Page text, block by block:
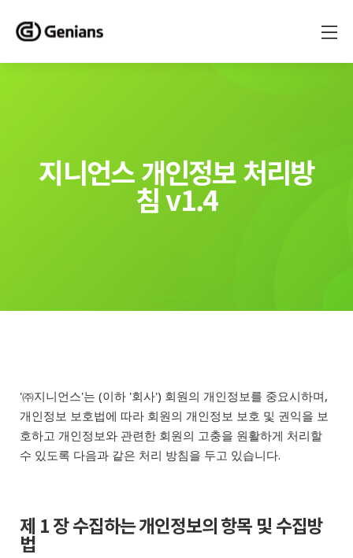
지니언스 개인정보 처리방
침 v1.4
'㈜지니언스'는 (이하 '회사') 회원의 개인정보를 중요시하며,
개인정보 보호법에 따라 회원의 개인정보 보호 및 권익을 보
호하고 개인정보와 관련한 회원의 고충을 원활하게 처리할
수 있도록 다음과 같은 처리 방침을 두고 있습니다.
제 1 장 수집하는 개인정보의 항목 및 수집방
법